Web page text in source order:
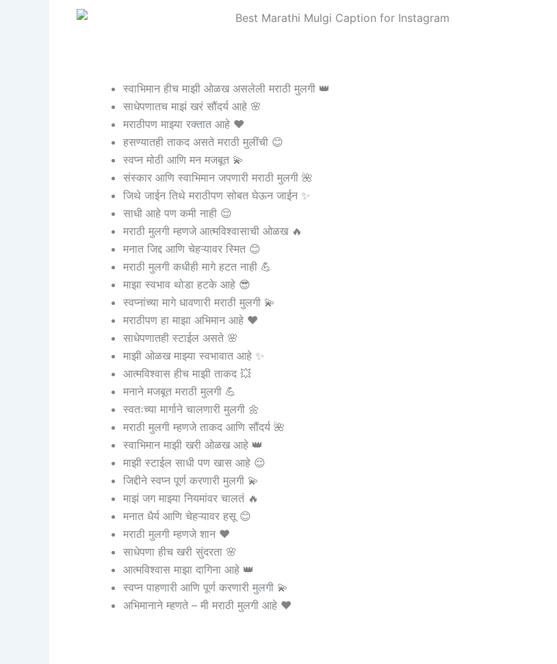
स्वाभिमान हीच माझी ओळख असलेली मराठी मुलगी 👑
साधेपणातच माझं खरं सौंदर्य आहे 🌸
मराठीपण माझ्या रक्तात आहे ❤️
हसण्यातही ताकद असते मराठी मुलींची 😊
स्वप्न मोठी आणि मन मजबूत 💫
संस्कार आणि स्वाभिमान जपणारी मराठी मुलगी 🌺
जिथे जाईन तिथे मराठीपण सोबत घेऊन जाईन ✨
साधी आहे पण कमी नाही 😌
मराठी मुलगी म्हणजे आत्मविश्वासाची ओळख 🔥
मनात जिद्द आणि चेहऱ्यावर स्मित 😊
मराठी मुलगी कधीही मागे हटत नाही 💪
माझा स्वभाव थोडा हटके आहे 😎
स्वप्नांच्या मागे धावणारी मराठी मुलगी 💫
मराठीपण हा माझा अभिमान आहे ❤️
साधेपणातही स्टाईल असते 🌸
माझी ओळख माझ्या स्वभावात आहे ✨
आत्मविश्वास हीच माझी ताकद 💥
मनाने मजबूत मराठी मुलगी 💪
स्वतःच्या मार्गाने चालणारी मुलगी 🌼
मराठी मुलगी म्हणजे ताकद आणि सौंदर्य 🌺
स्वाभिमान माझी खरी ओळख आहे 👑
माझी स्टाईल साधी पण खास आहे 😌
जिद्दीने स्वप्न पूर्ण करणारी मुलगी 💫
माझं जग माझ्या नियमांवर चालतं 🔥
मनात धैर्य आणि चेहऱ्यावर हसू 😊
मराठी मुलगी म्हणजे शान ❤️
साधेपणा हीच खरी सुंदरता 🌸
आत्मविश्वास माझा दागिना आहे 👑
स्वप्न पाहणारी आणि पूर्ण करणारी मुलगी 💫
अभिमानाने म्हणते – मी मराठी मुलगी आहे ❤️